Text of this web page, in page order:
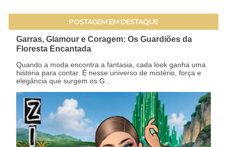
POSTAGEM EM DESTAQUE
Garras, Glamour e Coragem: Os Guardiões da
Floresta Encantada
Quando a moda encontra a fantasia, cada look ganha uma
história para contar. É nesse universo de mistério, força e
elegância que surgem os G...